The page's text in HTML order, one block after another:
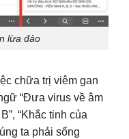
lừa đảo
chữa trị viêm gan
“Đưa virus về âm
“Khắc tinh của
ta phải sống